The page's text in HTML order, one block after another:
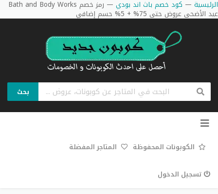
الرئيسية — كود خصم باث اند بودي — رمز خصم Bath and Body Works
عيد الأضحى عروض حتى 75% + 5% حسم إضافي
بحث
تخطي
الكوبونات المحفوظة المتاجر المفضلة
تسجيل الدخول